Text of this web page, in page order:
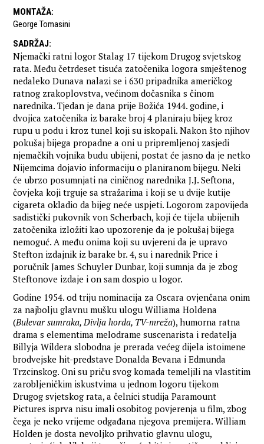
MONTAŽA:
George Tomasini
SADRŽAJ:
Njemački ratni logor Stalag 17 tijekom Drugog svjetskog
rata. Među četrdeset tisuća zatočenika logora smještenog
nedaleko Dunava nalazi se i 630 pripadnika američkog
ratnog zrakoplovstva, većinom dočasnika s činom
narednika. Tjedan je dana prije Božića 1944. godine, i
dvojica zatočenika iz barake broj 4 planiraju bijeg kroz
rupu u podu i kroz tunel koji su iskopali. Nakon što njihov
pokušaj bijega propadne a oni u pripremljenoj zasjedi
njemačkih vojnika budu ubijeni, postat će jasno da je netko
Nijemcima dojavio informaciju o planiranom bijegu. Neki
će ubrzo posumnjati na ciničnog narednika J.J. Seftona,
čovjeka koji trguje sa stražarima i koji se u dvije kutije
cigareta okladio da bijeg neće uspjeti. Logorom zapovijeda
sadistički pukovnik von Scherbach, koji će tijela ubijenih
zatočenika izložiti kao upozorenje da je pokušaj bijega
nemoguć. A među onima koji su uvjereni da je upravo
Stefton izdajnik iz barake br. 4, su i narednik Price i
poručnik James Schuyler Dunbar, koji sumnja da je zbog
Steftonove izdaje i on sam dospio u logor.
Godine 1954. od triju nominacija za Oscara ovjenčana onim
za najbolju glavnu mušku ulogu Williama Holdena
(Bulevar sumraka, Divlja horda, TV-mreža), humorna ratna
drama s elementima melodrame suscenarista i redatelja
Billyja Wildera slobodna je prerada većeg dijela istoimene
brodvejske hit-predstave Donalda Bevana i Edmunda
Trzcinskog. Oni su priču svog komada temeljili na vlastitim
zarobljeničkim iskustvima u jednom logoru tijekom
Drugog svjetskog rata, a čelnici studija Paramount
Pictures isprva nisu imali osobitog povjerenja u film, zbog
čega je neko vrijeme odgađana njegova premijera. William
Holden je dosta nevoljko prihvatio glavnu ulogu,